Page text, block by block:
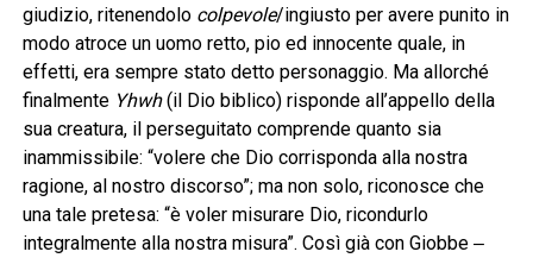
giudizio, ritenendolo colpevole/ingiusto per avere punito in
modo atroce un uomo retto, pio ed innocente quale, in
effetti, era sempre stato detto personaggio. Ma allorché
finalmente Yhwh(il Dio biblico) risponde all’appello della
sua creatura, il perseguitato comprende quanto sia
inammissibile: “volere che Dio corrisponda alla nostra
ragione, al nostro discorso”; ma non solo, riconosce che
una tale pretesa: “è voler misurare Dio, ricondurlo
integralmente alla nostra misura”. Così già con Giobbe ‒